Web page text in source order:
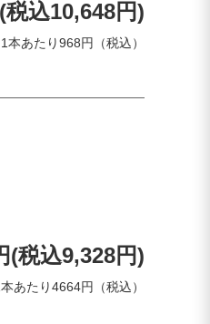
税込10,648円)
1本あたり968円（税込）
(税込9,328円)
あたり4664円（税込）